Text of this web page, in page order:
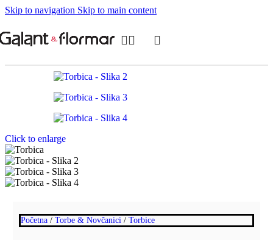
Skip to navigation Skip to main content
Click to enlarge
Početna / Torbe & Novčanici / Torbice